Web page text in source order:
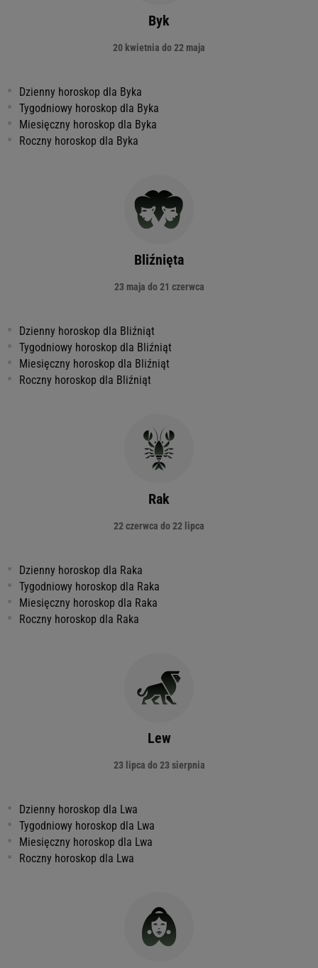
Byk
20 kwietnia do 22 maja
Dzienny horoskop dla Byka
Tygodniowy horoskop dla Byka
Miesięczny horoskop dla Byka
Roczny horoskop dla Byka
Bliźnięta
23 maja do 21 czerwca
Dzienny horoskop dla Bliźniąt
Tygodniowy horoskop dla Bliźniąt
Miesięczny horoskop dla Bliźniąt
Roczny horoskop dla Bliźniąt
Rak
22 czerwca do 22 lipca
Dzienny horoskop dla Raka
Tygodniowy horoskop dla Raka
Miesięczny horoskop dla Raka
Roczny horoskop dla Raka
Lew
23 lipca do 23 sierpnia
Dzienny horoskop dla Lwa
Tygodniowy horoskop dla Lwa
Miesięczny horoskop dla Lwa
Roczny horoskop dla Lwa